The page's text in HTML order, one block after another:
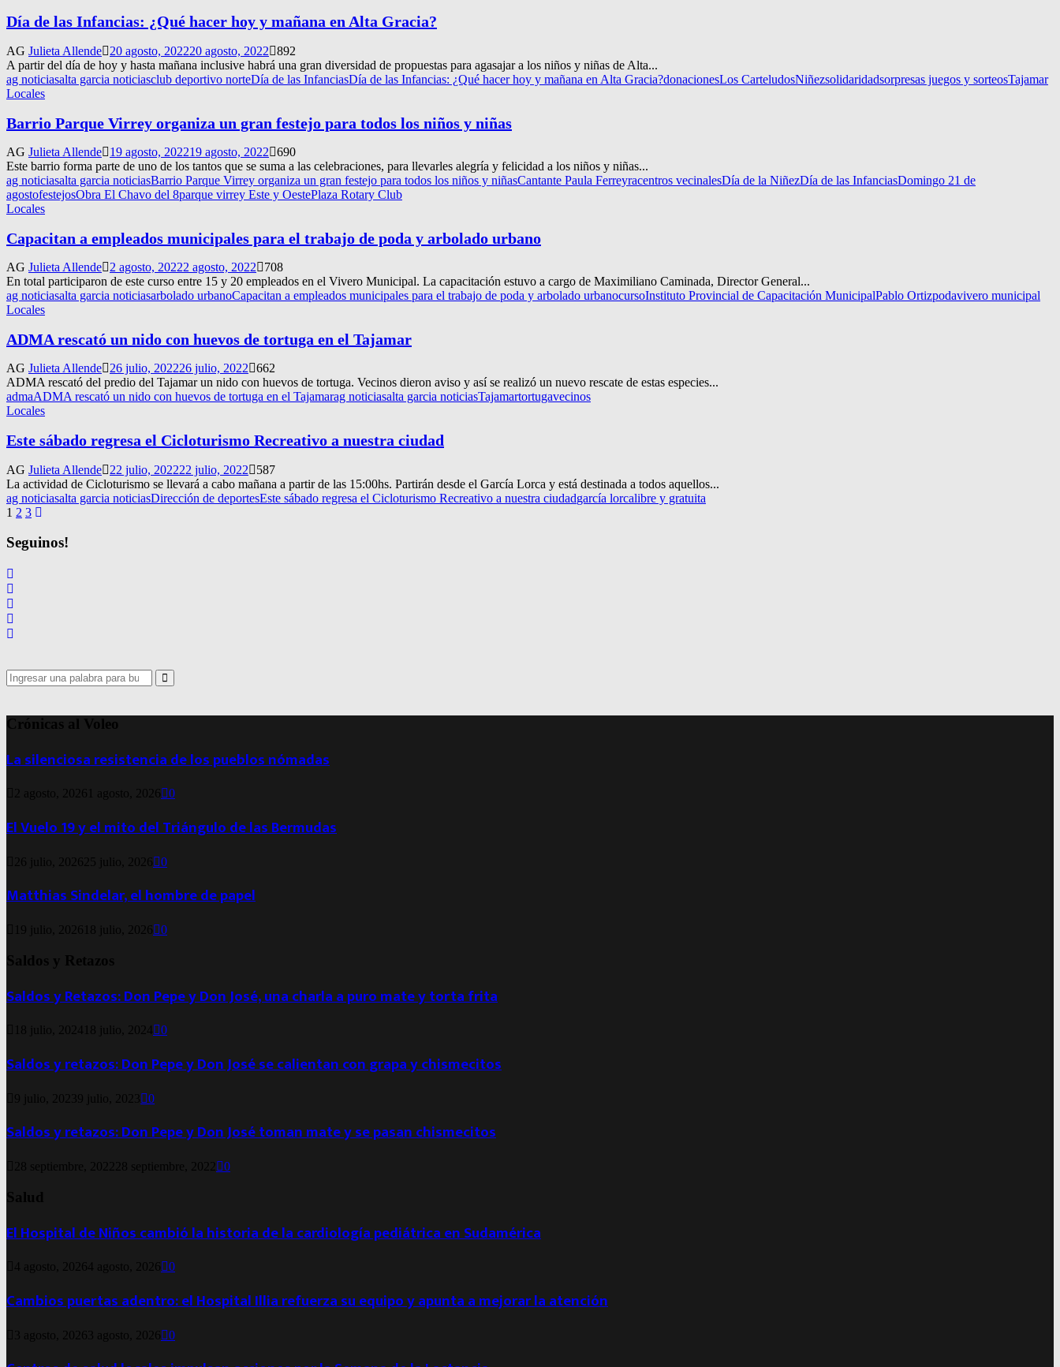
Día de las Infancias: ¿Qué hacer hoy y mañana en Alta Gracia?
AG Julieta Allende 20 agosto, 202220 agosto, 2022
892
A partir del día de hoy y hasta mañana inclusive habrá una gran diversidad de propuestas para agasajar a los niños y niñas de Alta...
ag noticiasalta garcia noticiasclub deportivo norteDía de las InfanciasDía de las Infancias: ¿Qué hacer hoy y mañana en Alta Gracia?donacionesLos CarteludosNiñezsolidaridadsorpresas juegos y sorteosTajamar
Locales
Barrio Parque Virrey organiza un gran festejo para todos los niños y niñas
AG Julieta Allende 19 agosto, 202219 agosto, 2022
690
Este barrio forma parte de uno de los tantos que se suma a las celebraciones, para llevarles alegría y felicidad a los niños y niñas...
ag noticiasalta garcia noticiasBarrio Parque Virrey organiza un gran festejo para todos los niños y niñasCantante Paula Ferreyracentros vecinalesDía de la NiñezDía de las InfanciasDomingo 21 de
agostofestejosObra El Chavo del 8parque virrey Este y OestePlaza Rotary Club
Locales
Capacitan a empleados municipales para el trabajo de poda y arbolado urbano
AG Julieta Allende 2 agosto, 20222 agosto, 2022
708
En total participaron de este curso entre 15 y 20 empleados en el Vivero Municipal. La capacitación estuvo a cargo de Maximiliano Caminada, Director General...
ag noticiasalta garcia noticiasarbolado urbanoCapacitan a empleados municipales para el trabajo de poda y arbolado urbanocursoInstituto Provincial de Capacitación MunicipalPablo Ortizpodavivero municipal
Locales
ADMA rescató un nido con huevos de tortuga en el Tajamar
AG Julieta Allende 26 julio, 202226 julio, 2022 662
ADMA rescató del predio del Tajamar un nido con huevos de tortuga. Vecinos dieron aviso y así se realizó un nuevo rescate de estas especies...
admaADMA rescató un nido con huevos de tortuga en el Tajamarag noticiasalta garcia noticiasTajamartortugavecinos
Locales
Este sábado regresa el Cicloturismo Recreativo a nuestra ciudad
AG Julieta Allende 22 julio, 202222 julio, 2022
587
La actividad de Cicloturismo se llevará a cabo mañana a partir de las 15:00hs. Partirán desde el García Lorca y está destinada a todos aquellos...
ag noticiasalta garcia noticiasDirección de deportesEste sábado regresa el Cicloturismo Recreativo a nuestra ciudadgarcía lorcalibre y gratuita
Navegación
de
entradas
1 2 3
Seguinos!
Search
for:
Search
Crónicas al Voleo
La silenciosa resistencia de los pueblos nómadas
2 agosto, 2026 1 agosto, 2026 0
El Vuelo 19 y el mito del Triángulo de las Bermudas
26 julio, 2026 25 julio, 2026 0
Matthias Sindelar, el hombre de papel
19 julio, 2026 18 julio, 2026 0
Saldos y Retazos
Saldos y Retazos: Don Pepe y Don José, una charla a puro mate y torta frita
18 julio, 2024 18 julio, 2024 0
Saldos y retazos: Don Pepe y Don José se calientan con grapa y chismecitos
9 julio, 20239 julio, 2023 0
Saldos y retazos: Don Pepe y Don José toman mate y se pasan chismecitos
28 septiembre, 2022 28 septiembre, 2022 0
Salud
El Hospital de Niños cambió la historia de la cardiología pediátrica en Sudamérica
4 agosto, 20264 agosto, 2026 0
Cambios puertas adentro: el Hospital Illia refuerza su equipo y apunta a mejorar la atención
3 agosto, 2026 3 agosto, 2026 0